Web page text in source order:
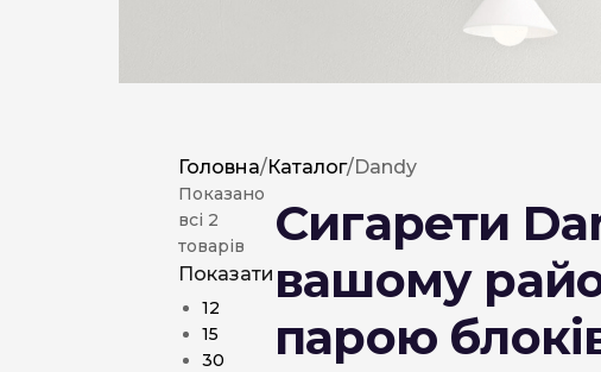
Головна/Каталог/Dandy
Показано
всі 2
товарів
Показати
12
15
30
Сигарети
вашому
парою